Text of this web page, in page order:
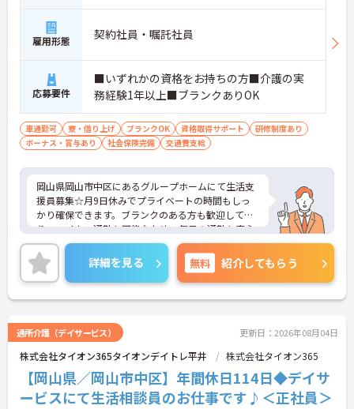
雇用形態 契約社員・嘱託社員
応募要件
■いずれかの資格をお持ちの方■介護の実
務経験1年以上■ブランクありOK
車通勤可 寮・借り上げ ブランクOK 資格取得サポート
研修制度あり
ボーナス・賞与あり
社会保険完備 交通費支給
岡山県岡山市中区にあるグループホームにて生活支
援員募集☆月9日休みでプライベートの時間もしっ
かり確保できます。ブランクのある方も歓迎してお
り、マイカー通勤も可能なため、毎日の通勤も安心
です♪ご興味のある方には、面接対策ポイントな
ど、さらに詳細をご案内しますのでお気軽にご相談
ください！
詳細を見る 無料 紹介してもらう
通所介護（デイサービス） 更新日：2026年08月04日
株式会社タイオン365タイオンデイトレ平井 株式会社タイオン365
【岡山県／岡山市中区】年間休日114日◆デイサ
ービスにて生活相談員のお仕事です♪＜正社員＞